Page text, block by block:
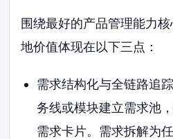
围绕最好的产品管理能力
地价值体现在以下三点：
需求结构化与全链路追
务线或模块建立需求池
需求卡片。需求拆解为